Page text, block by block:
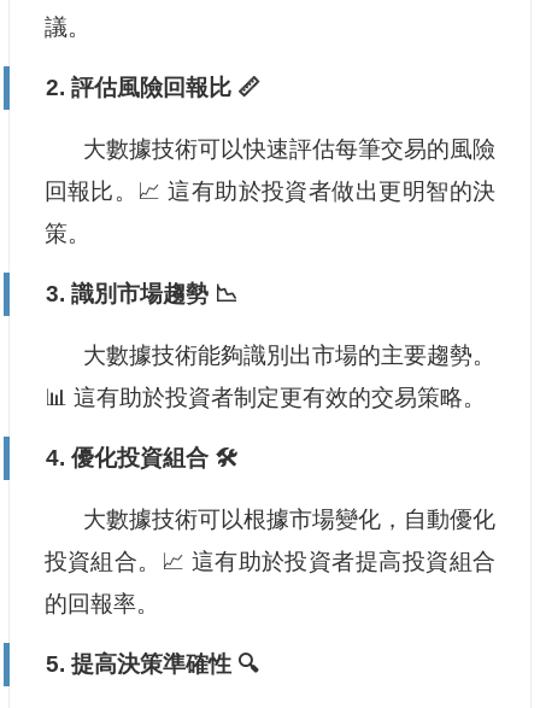
議。
2. 評估風險回報比 📏
大數據技術可以快速評估每筆交易的風險
回報比。📈 這有助於投資者做出更明智的決
策。
3. 識別市場趨勢 📉
大數據技術能夠識別出市場的主要趨勢。
📊 這有助於投資者制定更有效的交易策略。
4. 優化投資組合 🛠️
大數據技術可以根據市場變化，自動優化
投資組合。📈 這有助於投資者提高投資組合
的回報率。
5. 提高決策準確性 🔍